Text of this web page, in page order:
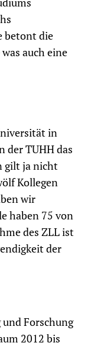
betont die
auch eine
in
der TUHH das
gilt ja nicht
Kollegen
wir
haben 75 von
des ZLL ist
der
Forschung
2012 bis